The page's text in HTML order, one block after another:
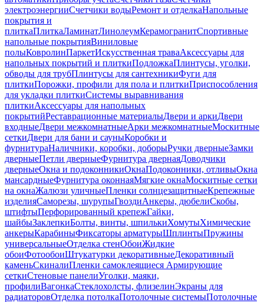
электроэнергииСчетчики водыРемонт и отделкаНапольные
покрытия и
плиткаПлиткаЛаминатЛинолеумКерамогранитСпортивные
напольные покрытияВиниловые
полыКовролинПаркетИскусственная траваАксессуары для
напольных покрытий и плиткиПодложкаПлинтусы, уголки,
обводы для трубПлинтусы для сантехникиФуги для
плиткиПорожки, профили для пола и плиткиПриспособления
для укладки плиткиСистемы выравнивания
плиткиАксессуары для напольных
покрытийРеставрационные материалыДвери и аркиДвери
входныеДвери межкомнатныеАрки межкомнатныеМоскитные
сеткиДвери для бани и сауныКоробки и
фурнитураНаличники, коробки, доборыРучки дверныеЗамки
дверныеПетли дверныеФурнитура двернаяДоводчики
дверныеОкна и подоконникиОкнаПодоконники, отливыОкна
мансардныеФурнитура оконнаяМягкие окнаМоскитные сетки
на окнаЖалюзи уличныеПленки солнцезащитныеКрепежные
изделияСаморезы, шурупыГвоздиАнкеры, дюбелиСкобы,
штифтыПерфорированный крепежГайки,
шайбыЗаклепкиБолты, винты, шпилькиХомутыХимические
анкерыКарабиныФиксаторы арматурыШплинтыПружины
универсальныеОтделка стенОбоиЖидкие
обоиФотообоиШтукатурки декоративныеДекоративный
каменьСкиналиПленки самоклеящиеся Армирующие
сеткиСтеновые панелиУголки, маяки,
профилиВагонкаСтеклохолсты, флизелинЭкраны для
радиаторовОтделка потолкаПотолочные системыПотолочные